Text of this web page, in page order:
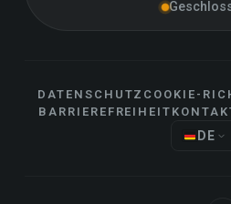
DATENSCHUTZ COOKIE-
BARRIEREFREIHEIT
DE